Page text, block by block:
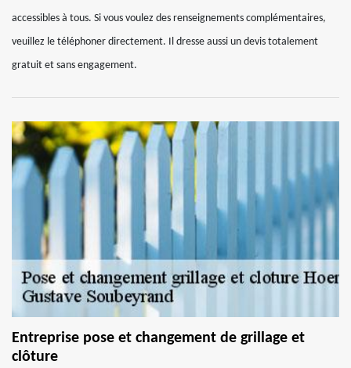
accessibles à tous. Si vous voulez des renseignements complémentaires,
veuillez le téléphoner directement. Il dresse aussi un devis totalement
gratuit et sans engagement.
Entreprise pose et changement de grillage et
clôture